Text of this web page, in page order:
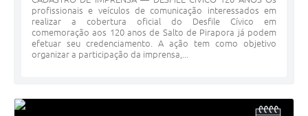
profissionais e veículos de comunicação interessados em
realizar a cobertura oficial do Desfile Cívico em
comemoração aos 120 anos de Salto de Pirapora já podem
efetuar seu credenciamento. A ação tem como objetivo
organizar a participação da imprensa,...